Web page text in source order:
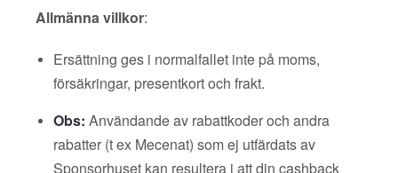
Allmänna villkor:
Ersättning ges i normalfallet inte på moms,
försäkringar, presentkort och frakt.
Obs: Användande av rabattkoder och andra
rabatter (t ex Mecenat) som ej utfärdats av
Sponsorhuset kan resultera i att din cashback